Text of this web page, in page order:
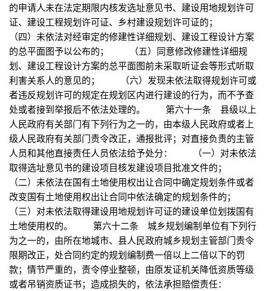
的申请人未在法定期限内核发选址意见书、建设用地规划许可
证、建设工程规划许可证、乡村建设规划许可证的；
（四）未依法对经审定的修建性详细规划、建设工程设计方案
的总平面图予以公布的； （五）同意修改修建性详细规
划、建设工程设计方案的总平面图前未采取听证会等形式听取
利害关系人的意见的； （六）发现未依法取得规划许可或
者违反规划许可的规定在规划区内进行建设的行为，而不予查
处或者接到举报后不依法处理的。 第六十一条 县级以上
人民政府有关部门有下列行为之一的，由本级人民政府或者上
级人民政府有关部门责令改正，通报批评；对直接负责的主管
人员和其他直接责任人员依法给予处分： （一）对未依法
取得选址意见书的建设项目核发建设项目批准文件的；
（二）未依法在国有土地使用权出让合同中确定规划条件或者
改变国有土地使用权出让合同中依法确定的规划条件的；
（三）对未依法取得建设用地规划许可证的建设单位划拨国有
土地使用权的。 第六十二条 城乡规划编制单位有下列行
为之一的，由所在地城市、县人民政府城乡规划主管部门责令
限期改正，处合同约定的规划编制费一倍以上二倍以下的罚
款；情节严重的，责令停业整顿，由原发证机关降低资质等级
或者吊销资质证书；造成损失的，依法承担赔偿责任：